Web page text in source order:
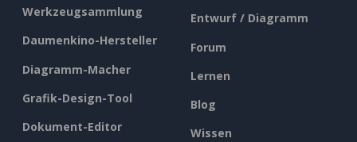
Werkzeugsammlung
Daumenkino-Hersteller
Diagramm-Macher
Grafik-Design-Tool
Dokument-Editor
Entwurf / Diagramm
Forum
Lernen
Blog
Wissen